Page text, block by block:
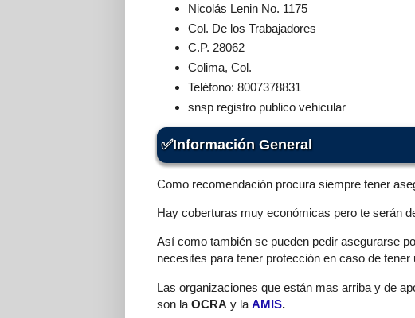
Nicolás Lenin No. 1175
Col. De los Trabajadores
C.P. 28062
Colima, Col.
Teléfono: 8007378831
snsp registro publico vehicular
Información General
Como recomendación procura siempre tener
Hay coberturas muy económicas pero te serán
Así como también se pueden pedir asegurarse
necesites para tener protección en caso de
Las organizaciones que están mas arriba y de
son la OCRA y la AMIS.